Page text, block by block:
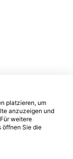
platzieren, um
anzuzeigen und
weitere
öffnen Sie die